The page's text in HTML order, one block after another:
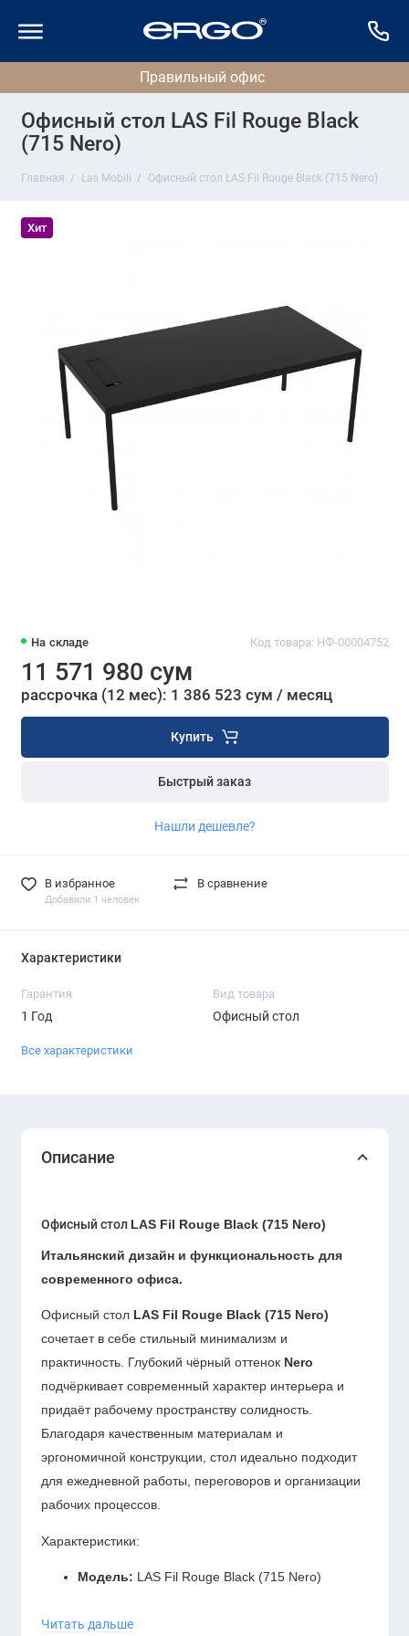
Офисный стол LAS Fil Rouge Black
(715 Nero)
Главная Las Mobili Офисный стол LAS Fil Rouge Black (715 Nero)
Хит
На складе Код товара: НФ-00004752
11 571 980 сум
рассрочка (12 мес): 1 386 523 сум / месяц
Купить
Быстрый заказ
Нашли дешевле?
В избранное
Добавили 1 человек
В сравнение
Характеристики
Гарантия
1 Год
Вид товара
Офисный стол
Все характеристики
Описание
Офисный стол LAS Fil Rouge Black (715 Nero)
Итальянский дизайн и функциональность для
современного офиса.
Офисный стол LAS Fil Rouge Black (715 Nero)
сочетает в себе стильный минимализм и
практичность. Глубокий чёрный оттенок Nero
подчёркивает современный характер интерьера и
придаёт рабочему пространству солидность.
Благодаря качественным материалам и
эргономичной конструкции, стол идеально подходит
для ежедневной работы, переговоров и организации
рабочих процессов.
Характеристики:
Модель: LAS Fil Rouge Black (715 Nero)
Читать дальше